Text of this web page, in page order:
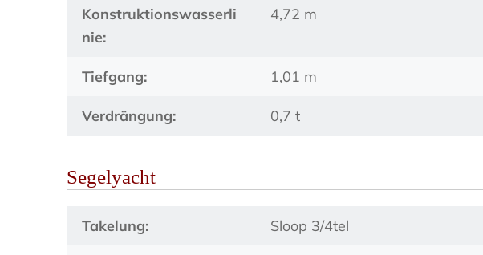
Konstruktionswasserli
nie:
4,72 m
Tiefgang: 1,01 m
Verdrängung: 0,7 t
Segelyacht
Takelung: Sloop 3/4tel